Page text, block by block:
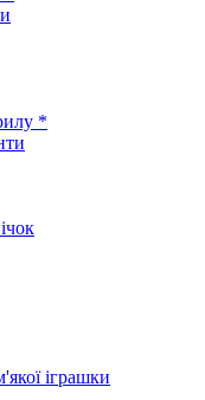
*
іграшки